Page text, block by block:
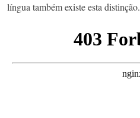
língua também existe esta distinção.